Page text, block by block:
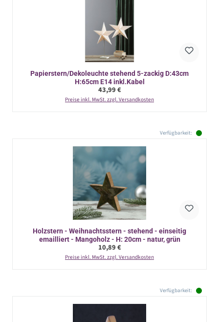
Papierstern/Dekoleuchte stehend 5-zackig D:43cm
H:65cm E14 inkl.Kabel
Regulärer Preis:
43,99 €
Preise inkl. MwSt. zzgl. Versandkosten
Verfügbarkeit:
Holzstern - Weihnachtsstern - stehend - einseitig
emailliert - Mangoholz - H: 20cm - natur, grün
Regulärer Preis:
10,89 €
Preise inkl. MwSt. zzgl. Versandkosten
Verfügbarkeit: